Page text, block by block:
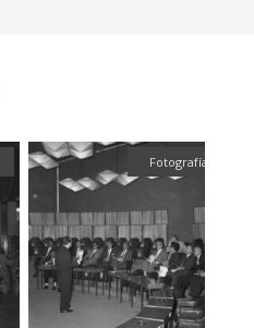
Fotografía